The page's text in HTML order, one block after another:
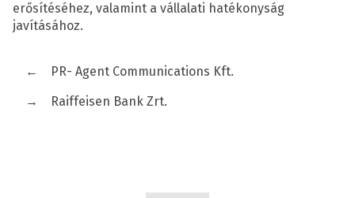
erősítéséhez, valamint a vállalati hatékonyság
javításához.
←
PR- Agent Communications Kft.
→
Raiffeisen Bank Zrt.